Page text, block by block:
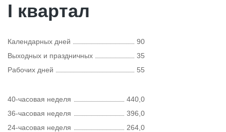
I квартал
Календарных дней
90
Выходных и праздничных
35
Рабочих дней
55
40-часовая неделя
440,0
36-часовая неделя
396,0
24-часовая неделя
264,0